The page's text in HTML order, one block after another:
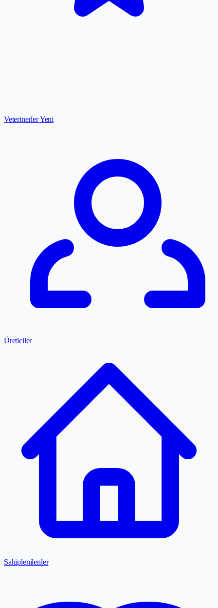
VeterinerlerYeni
Üreticiler
Sahiplenilenler